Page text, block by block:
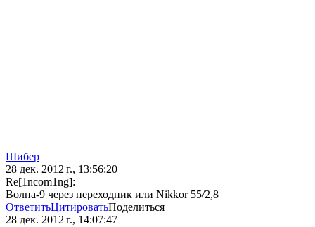
Шибер
28 дек. 2012 г., 13:56:20
Re[1ncom1ng]:
Boлнa-9 через переходник или Nikkor 55/2,8
ОтветитьЦитироватьПоделиться
28 дек. 2012 г., 14:07:47